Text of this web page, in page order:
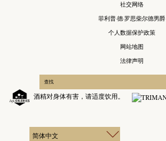
社交网络
菲利普·德·罗思柴尔德男爵
个人数据保护政策
网站地图
法律声明
酒精对身体有害，请适度饮用。
简体中文